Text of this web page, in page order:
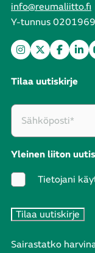
info@reumaliitto.fi
Y-tunnus
Tilaa uutiskirje
Yleinen liiton
Tietojani
Sairastatko